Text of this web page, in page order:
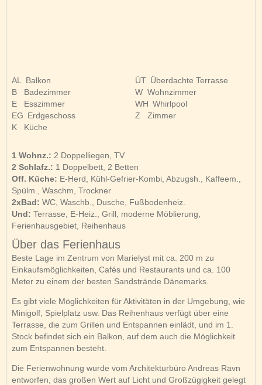
AL
Balkon
B
Badezimmer
E
Esszimmer
EG Erdgeschoss
K
Küche
ÜT Überdachte Terrasse
W Wohnzimmer
WH Whirlpool
Z
Zimmer
1 Wohnz.: 2 Doppelliegen, TV
2 Schlafz.: 1 Doppelbett, 2 Betten
Off. Küche: E-Herd, Kühl-Gefrier-Kombi, Abzugsh., Kaffeem.,
Spülm., Waschm, Trockner
2xBad: WC, Waschb., Dusche, Fußbodenheiz.
Und: Terrasse, E-Heiz., Grill, moderne Möblierung,
Ferienhausgebiet, Reihenhaus
Über das Ferienhaus
Beste Lage im Zentrum von Marielyst mit ca. 200 m zu
Einkaufsmöglichkeiten, Cafés und Restaurants und ca. 100
Meter zu einem der besten Sandstrände Dänemarks.
Es gibt viele Möglichkeiten für Aktivitäten in der Umgebung, wie
Minigolf, Spielplatz usw. Das Reihenhaus verfügt über eine
Terrasse, die zum Grillen und Entspannen einlädt, und im 1.
Stock befindet sich ein Balkon, auf dem auch die Möglichkeit
zum Entspannen besteht.
Die Ferienwohnung wurde vom Architekturbüro Andreas Ravn
entworfen, das großen Wert auf Licht und Großzügigkeit gelegt